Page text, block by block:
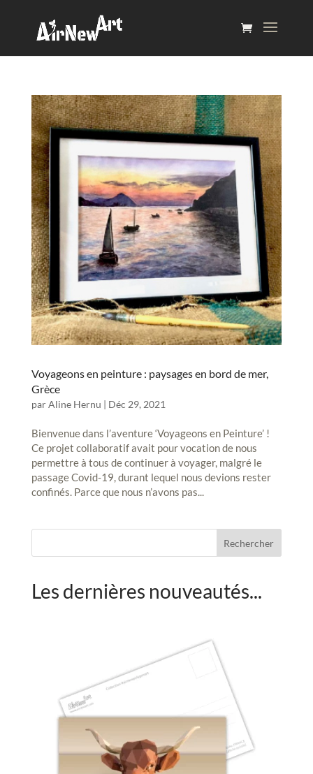
Voyageons en peinture : paysages en bord de mer,
Grèce
parAline Hernu | Déc 29, 2021
Bienvenue dans l’aventure ‘Voyageons en Peinture’ !
Ce projet collaboratif avait pour vocation de nous
permettre à tous de continuer à voyager, malgré le
passage Covid-19, durant lequel nous devions rester
confinés. Parce que nous n’avons pas...
Rechercher
Les dernières nouveautés...